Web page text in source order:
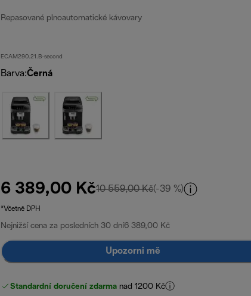
Repasované plnoautomatické kávovary
ECAM290.21.B-second
Barva:Černá
6 389,00 Kč10 559,00 Kčpůvodní cena 10
(-39 %)
*Včetně DPH
Nejnižší cena za posledních 30 dní6 389,00 Kč
Upozorni mě
Standardní doručení zdarma nad 1200 Kč